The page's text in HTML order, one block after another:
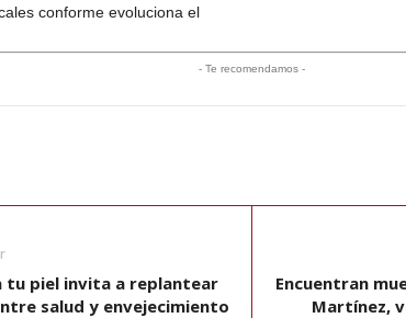
conforme evoluciona el
- Te recomendamos -
tu piel invita a replantear
salud y envejecimiento
Encuentran
Martínez,